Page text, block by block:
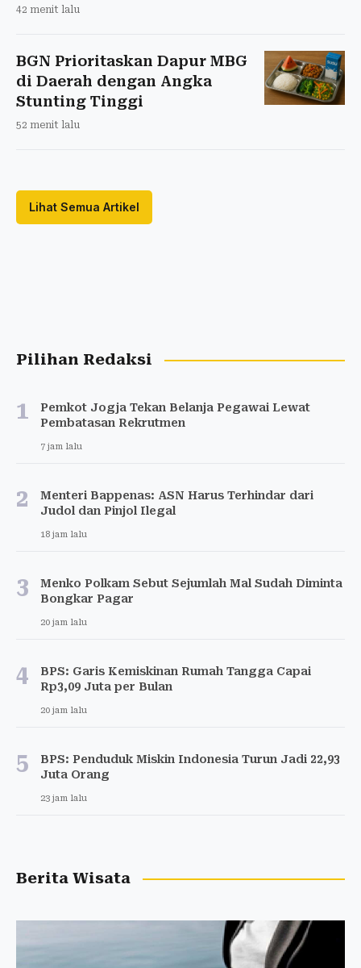
42 menit lalu
BGN Prioritaskan Dapur MBG
di Daerah dengan Angka
Stunting Tinggi
52 menit lalu
Lihat Semua Artikel
Pilihan Redaksi
1
Pemkot Jogja Tekan Belanja Pegawai Lewat
Pembatasan Rekrutmen
7 jam lalu
2
Menteri Bappenas: ASN Harus Terhindar dari
Judol dan Pinjol Ilegal
18 jam lalu
3
Menko Polkam Sebut Sejumlah Mal Sudah Diminta
Bongkar Pagar
20 jam lalu
4
BPS: Garis Kemiskinan Rumah Tangga Capai
Rp3,09 Juta per Bulan
20 jam lalu
5
BPS: Penduduk Miskin Indonesia Turun Jadi 22,93
Juta Orang
23 jam lalu
Berita Wisata